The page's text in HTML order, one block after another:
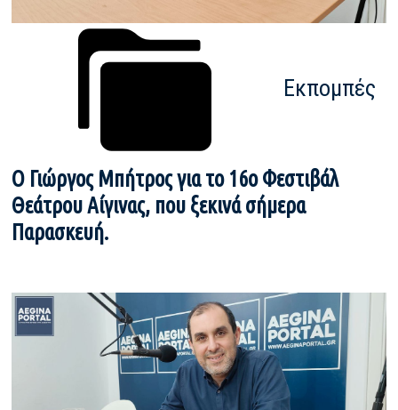
Εκπομπές
Ο Γιώργος Μπήτρος για το 16ο Φεστιβάλ
Θεάτρου Αίγινας, που ξεκινά σήμερα
Παρασκευή.